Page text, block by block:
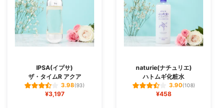
IPSA(イプサ)
ザ・タイムR アクア
3.98(93)
¥3,197
naturie(ナチュリエ)
ハトムギ化粧水
3.90(108)
¥458